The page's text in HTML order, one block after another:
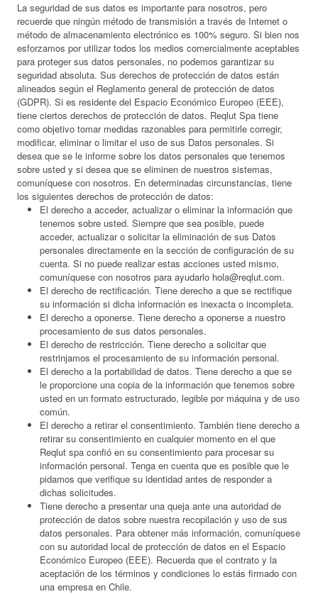
La seguridad de sus datos es importante para nosotros, pero
recuerde que ningún método de transmisión a través de Internet o
método de almacenamiento electrónico es 100% seguro. Si bien nos
esforzamos por utilizar todos los medios comercialmente aceptables
para proteger sus datos personales, no podemos garantizar su
seguridad absoluta. Sus derechos de protección de datos están
alineados según el Reglamento general de protección de datos
(GDPR). Si es residente del Espacio Económico Europeo (EEE),
tiene ciertos derechos de protección de datos. Reqlut Spa tiene
como objetivo tomar medidas razonables para permitirle corregir,
modificar, eliminar o limitar el uso de sus Datos personales. Si
desea que se le informe sobre los datos personales que tenemos
sobre usted y si desea que se eliminen de nuestros sistemas,
comuníquese con nosotros. En determinadas circunstancias, tiene
los siguientes derechos de protección de datos:
El derecho a acceder, actualizar o eliminar la información que
tenemos sobre usted. Siempre que sea posible, puede
acceder, actualizar o solicitar la eliminación de sus Datos
personales directamente en la sección de configuración de su
cuenta. Si no puede realizar estas acciones usted mismo,
comuníquese con nosotros para ayudarlo hola@reqlut.com.
El derecho de rectificación. Tiene derecho a que se rectifique
su información si dicha información es inexacta o incompleta.
El derecho a oponerse. Tiene derecho a oponerse a nuestro
procesamiento de sus datos personales.
El derecho de restricción. Tiene derecho a solicitar que
restrinjamos el procesamiento de su información personal.
El derecho a la portabilidad de datos. Tiene derecho a que se
le proporcione una copia de la información que tenemos sobre
usted en un formato estructurado, legible por máquina y de uso
común.
El derecho a retirar el consentimiento. También tiene derecho a
retirar su consentimiento en cualquier momento en el que
Reqlut spa confió en su consentimiento para procesar su
información personal. Tenga en cuenta que es posible que le
pidamos que verifique su identidad antes de responder a
dichas solicitudes.
Tiene derecho a presentar una queja ante una autoridad de
protección de datos sobre nuestra recopilación y uso de sus
datos personales. Para obtener más información, comuníquese
con su autoridad local de protección de datos en el Espacio
Económico Europeo (EEE). Recuerda que el contrato y la
aceptación de los términos y condiciones lo estás firmado con
una empresa en Chile.